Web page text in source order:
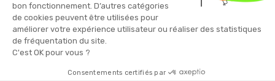
Copyright © 2026 - Sécurama
bon fonctionnement. D’autres catégories
de cookies peuvent être utilisées pour
améliorer votre expérience utilisateur ou réaliser des statistiques
de fréquentation du site.
C'est OK pour vous ?
Consentements certifiés par